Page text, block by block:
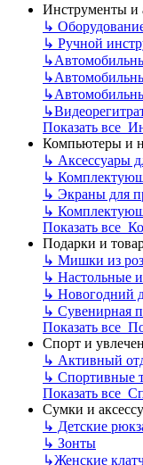
Инструменты и
↳
↳ Ручной
↳
↳
↳
↳
Показать все
Компьютеры и
↳ Аксессуары
↳
↳ Экраны для
↳
Показать все
Подарки и
↳ Мишки из роз
↳ Настольные
↳ Новогодний
↳ Сувенирная
Показать все
Спорт и
↳ Активный
↳ Спортивные
Показать все
Сумки и
↳ Детские
↳ Зонты
↳Женские